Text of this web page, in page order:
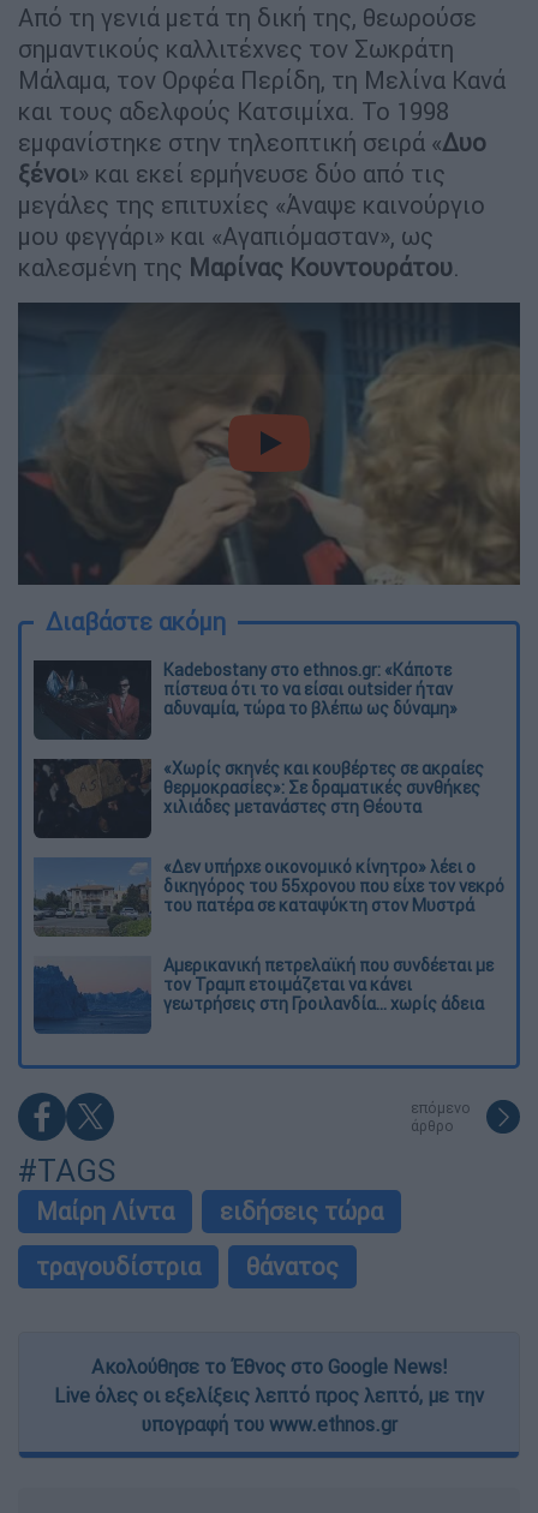
Από τη γενιά μετά τη δική της, θεωρούσε
σημαντικούς καλλιτέχνες τον Σωκράτη
Μάλαμα, τον Ορφέα Περίδη, τη Μελίνα Κανά
και τους αδελφούς Κατσιμίχα. Το 1998
εμφανίστηκε στην τηλεοπτική σειρά «Δυο
ξένοι» και εκεί ερμήνευσε δύο από τις
μεγάλες της επιτυχίες «Άναψε καινούργιο
μου φεγγάρι» και «Αγαπιόμασταν», ως
καλεσμένη της Μαρίνας Κουντουράτου.
video
Διαβάστε ακόμη
Kadebostany στο ethnos.gr: «Κάποτε
πίστευα ότι το να είσαι outsider ήταν
αδυναμία, τώρα το βλέπω ως δύναμη»
«Χωρίς σκηνές και κουβέρτες σε ακραίες
θερμοκρασίες»: Σε δραματικές συνθήκες
χιλιάδες μετανάστες στη Θέουτα
«Δεν υπήρχε οικονομικό κίνητρο» λέει ο
δικηγόρος του 55χρονου που είχε τον νεκρό
του πατέρα σε καταψύκτη στον Μυστρά
Αμερικανική πετρελαϊκή που συνδέεται με
τον Τραμπ ετοιμάζεται να κάνει
γεωτρήσεις στη Γροιλανδία... χωρίς άδεια
επόμενο
άρθρο
#TAGS
Μαίρη Λίντα
ειδήσεις τώρα
τραγουδίστρια
θάνατος
Ακολούθησε το Έθνος στο Google News!
Live όλες οι εξελίξεις λεπτό προς λεπτό, με την
υπογραφή του www.ethnos.gr